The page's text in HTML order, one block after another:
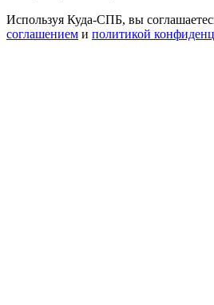
Используя Куда-СПБ, вы
соглашением и политикой